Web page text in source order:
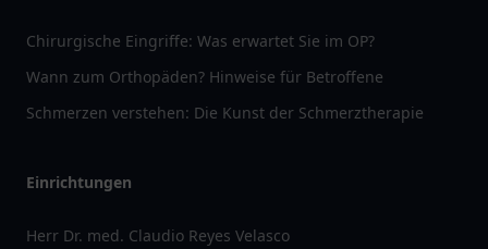
Chirurgische Eingriffe: Was erwartet Sie im OP?
Wann zum Orthopäden? Hinweise für Betroffene
Schmerzen verstehen: Die Kunst der Schmerztherapie
Einrichtungen
Herr Dr. med. Claudio Reyes Velasco